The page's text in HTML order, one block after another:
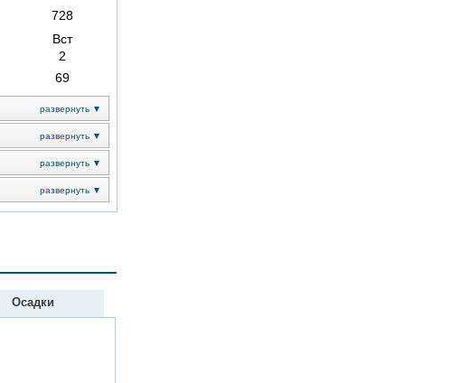
728
Вст
2
69
развернуть ▼
развернуть ▼
развернуть ▼
развернуть ▼
Осадки